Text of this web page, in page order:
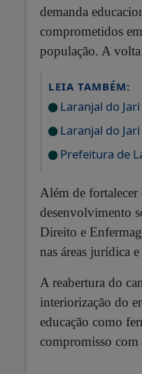
demanda
comprometidos
população. A
LEIA TAMBÉM:
Laranjal do
Laranjal do
Prefeitura de
Além de
desenvolvimento
Direito e
nas áreas jurídica
A reabertura do
interiorização do
educação como
compromisso com